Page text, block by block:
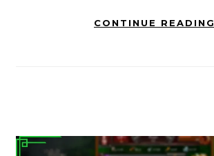
CONTINUE READING